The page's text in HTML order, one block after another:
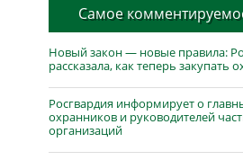
Самое
Новый закон — новые правила:
рассказала, как теперь закупать
Росгвардия информирует о
охранников и руководителей
организаций